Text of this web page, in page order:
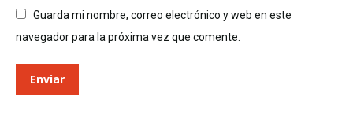
Guarda mi nombre, correo electrónico y web en este
navegador para la próxima vez que comente.